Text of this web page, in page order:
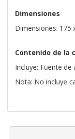
Dimensiones
Dimensiones: 175
Contenido de la
Incluye: Fuente
Nota: No incluye